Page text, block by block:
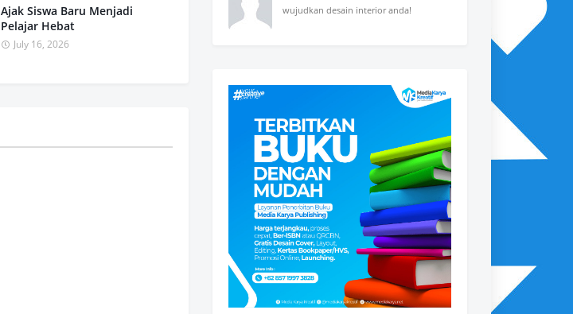
Ajak Siswa Baru Menjadi
Pelajar Hebat
July 16, 2026
wujudkan desain interior anda!